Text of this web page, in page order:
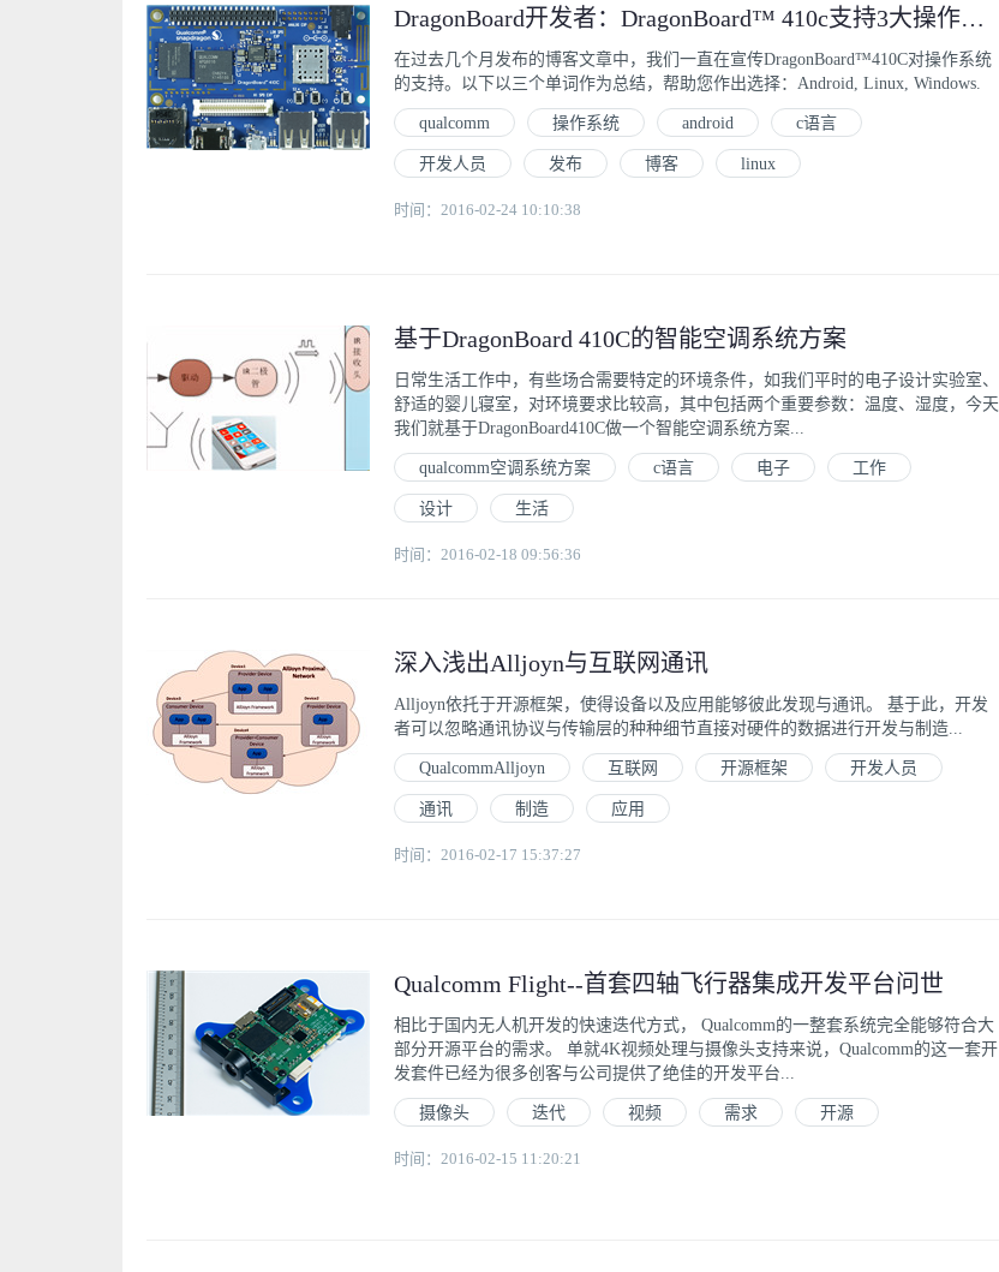
DragonBoard开发者：DragonBoard™ 410c支持3大操作系统
在过去几个月发布的博客文章中，我们一直在宣传DragonBoard™410C对操作系统
的支持。以下以三个单词作为总结，帮助您作出选择：Android, Linux, Windows.
qualcomm 操作系统 android c语言
开发人员 发布 博客 linux
时间：2016-02-24 10:10:38
基于DragonBoard 410C的智能空调系统方案
日常生活工作中，有些场合需要特定的环境条件，如我们平时的电子设计实验室、
舒适的婴儿寝室，对环境要求比较高，其中包括两个重要参数：温度、湿度，今天
我们就基于DragonBoard410C做一个智能空调系统方案...
qualcomm空调系统方案 c语言 电子 工作
设计 生活
时间：2016-02-18 09:56:36
深入浅出Alljoyn与互联网通讯
Alljoyn依托于开源框架，使得设备以及应用能够彼此发现与通讯。 基于此，开发
者可以忽略通讯协议与传输层的种种细节直接对硬件的数据进行开发与制造...
QualcommAlljoyn 互联网 开源框架 开发人员
通讯 制造 应用
时间：2016-02-17 15:37:27
Qualcomm Flight--首套四轴飞行器集成开发平台问世
相比于国内无人机开发的快速迭代方式， Qualcomm的一整套系统完全能够符合大
部分开源平台的需求。 单就4K视频处理与摄像头支持来说，Qualcomm的这一套开
发套件已经为很多创客与公司提供了绝佳的开发平台...
摄像头 迭代 视频 需求 开源
时间：2016-02-15 11:20:21